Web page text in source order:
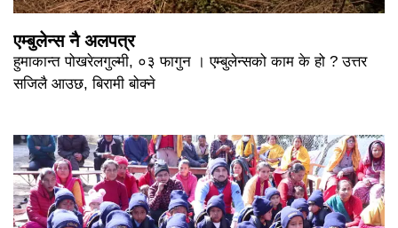
एम्बुलेन्स नै अलपत्र
हुमाकान्त पोखरेलगुल्मी, ०३ फागुन । एम्बुलेन्सको काम के हो ? उत्तर
सजिलै आउछ, बिरामी बोक्ने